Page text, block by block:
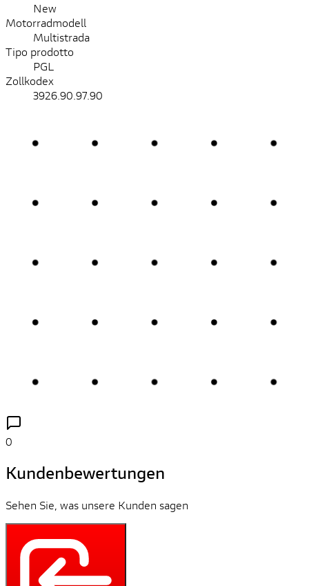
New
Motorradmodell
Multistrada
Tipo prodotto
PGL
Zollkodex
3926.90.97.90
0
Kundenbewertungen
Sehen Sie, was unsere Kunden sagen